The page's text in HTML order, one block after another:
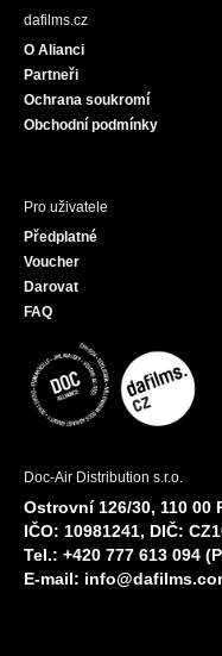
dafilms.cz
O Alianci
Partneři
Ochrana soukromí
Obchodní podmínky
Pro uživatele
Předplatné
Voucher
Darovat
FAQ
Doc-Air Distribution s.r.o.
Ostrovní 126/30, 110 00
IČO: 10981241, DIČ:
Tel.: +420 777 613 094
E-mail: